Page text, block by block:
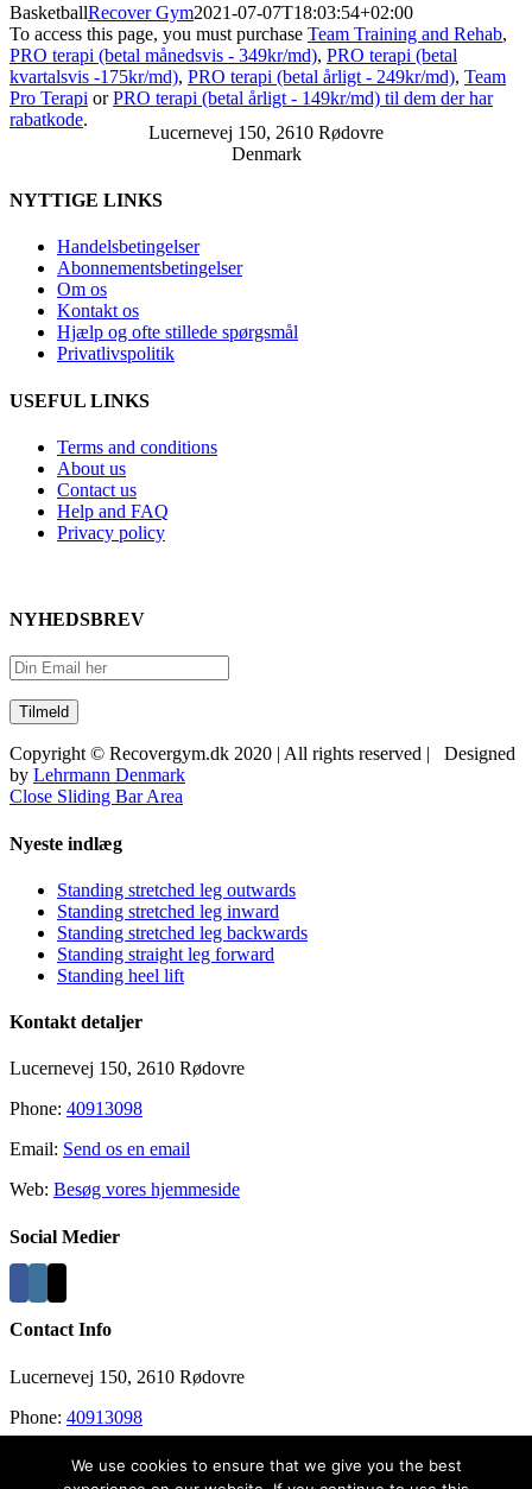
BasketballRecover Gym2021-07-07T18:03:54+02:00
To access this page, you must purchase Team Training and Rehab,
PRO terapi (betal månedsvis - 349kr/md), PRO terapi (betal
kvartalsvis -175kr/md), PRO terapi (betal årligt - 249kr/md), Team
Pro Terapi orPRO terapi (betal årligt - 149kr/md) til dem der har
rabatkode.
Lucernevej 150, 2610 Rødovre
Denmark
NYTTIGE LINKS
Handelsbetingelser
Abonnementsbetingelser
Om os
Kontakt os
Hjælp og ofte stillede spørgsmål
Privatlivspolitik
USEFUL LINKS
Terms and conditions
About us
Contact us
Help and FAQ
Privacy policy
NYHEDSBREV
Copyright © Recovergym.dk 2020 | All rights reserved | Designed
by Lehrmann Denmark
Close Sliding Bar Area
Nyeste indlæg
Standing stretched leg outwards
Standing stretched leg inward
Standing stretched leg backwards
Standing straight leg forward
Standing heel lift
Kontakt detaljer
Lucernevej 150, 2610 Rødovre
Phone: 40913098
Email: Send os en email
Web: Besøg vores hjemmeside
Social Medier
Contact Info
Lucernevej 150, 2610 Rødovre
Phone: 40913098
info@recovergym.com
We use cookies to ensure that we give you the best